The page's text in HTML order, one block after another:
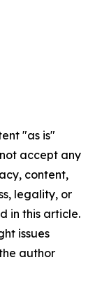
"as is"
accept any
content,
legality, or
in this article.
issues
author